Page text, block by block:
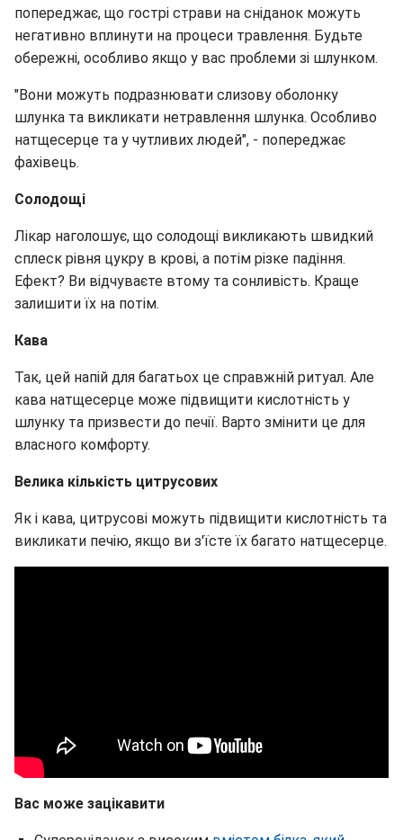
попереджає, що гострі страви на сніданок можуть
негативно вплинути на процеси травлення. Будьте
обережні, особливо якщо у вас проблеми зі шлунком.
"Вони можуть подразнювати слизову оболонку
шлунка та викликати нетравлення шлунка. Особливо
натщесерце та у чутливих людей", - попереджає
фахівець.
Солодощі
Лікар наголошує, що солодощі викликають швидкий
сплеск рівня цукру в крові, а потім різке падіння.
Ефект? Ви відчуваєте втому та сонливість. Краще
залишити їх на потім.
Кава
Так, цей напій для багатьох це справжній ритуал. Але
кава натщесерце може підвищити кислотність у
шлунку та призвести до печії. Варто змінити це для
власного комфорту.
Велика кількість цитрусових
Як і кава, цитрусові можуть підвищити кислотність та
викликати печію, якщо ви з'їсте їх багато натщесерце.
Вас може зацікавити